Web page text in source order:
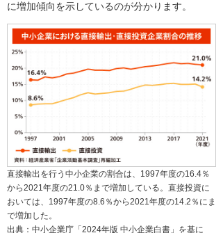
に増加傾向を示しているのが分かります。
直接輸出を行う中小企業の割合は、1997年度の16.4％
から2021年度の21.0％まで増加している。直接投資に
おいては、1997年度の8.6％から2021年度の14.2％にま
で増加した。
出典：中小企業庁「2024年版 中小企業白書」を基に